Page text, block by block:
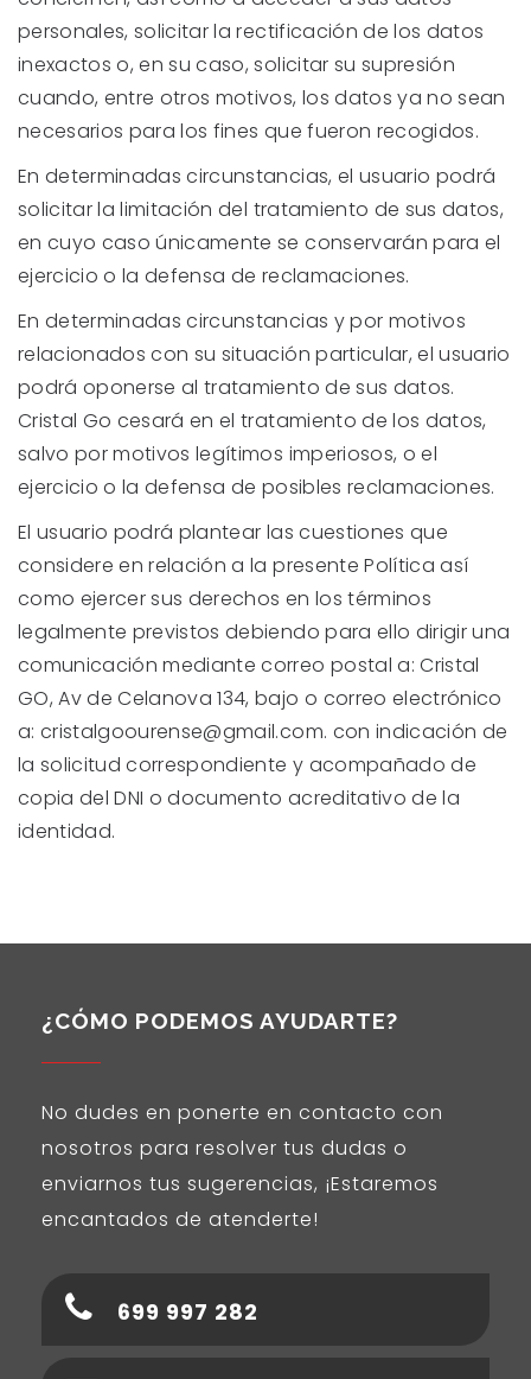
personales, solicitar la rectificación de los datos
inexactos o, en su caso, solicitar su supresión
cuando, entre otros motivos, los datos ya no sean
necesarios para los fines que fueron recogidos.
En determinadas circunstancias, el usuario podrá
solicitar la limitación del tratamiento de sus datos,
en cuyo caso únicamente se conservarán para el
ejercicio o la defensa de reclamaciones.
En determinadas circunstancias y por motivos
relacionados con su situación particular, el usuario
podrá oponerse al tratamiento de sus datos.
Cristal Go cesará en el tratamiento de los datos,
salvo por motivos legítimos imperiosos, o el
ejercicio o la defensa de posibles reclamaciones.
El usuario podrá plantear las cuestiones que
considere en relación a la presente Política así
como ejercer sus derechos en los términos
legalmente previstos debiendo para ello dirigir una
comunicación mediante correo postal a: Cristal
GO, Av de Celanova 134, bajo o correo electrónico
a: cristalgoourense@gmail.com. con indicación de
la solicitud correspondiente y acompañado de
copia del DNI o documento acreditativo de la
identidad.
¿CÓMO PODEMOS AYUDARTE?
No dudes en ponerte en contacto con
nosotros para resolver tus dudas o
enviarnos tus sugerencias, ¡Estaremos
encantados de atenderte!
699 997 282